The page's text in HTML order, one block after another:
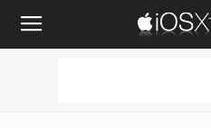
iOSXtreme